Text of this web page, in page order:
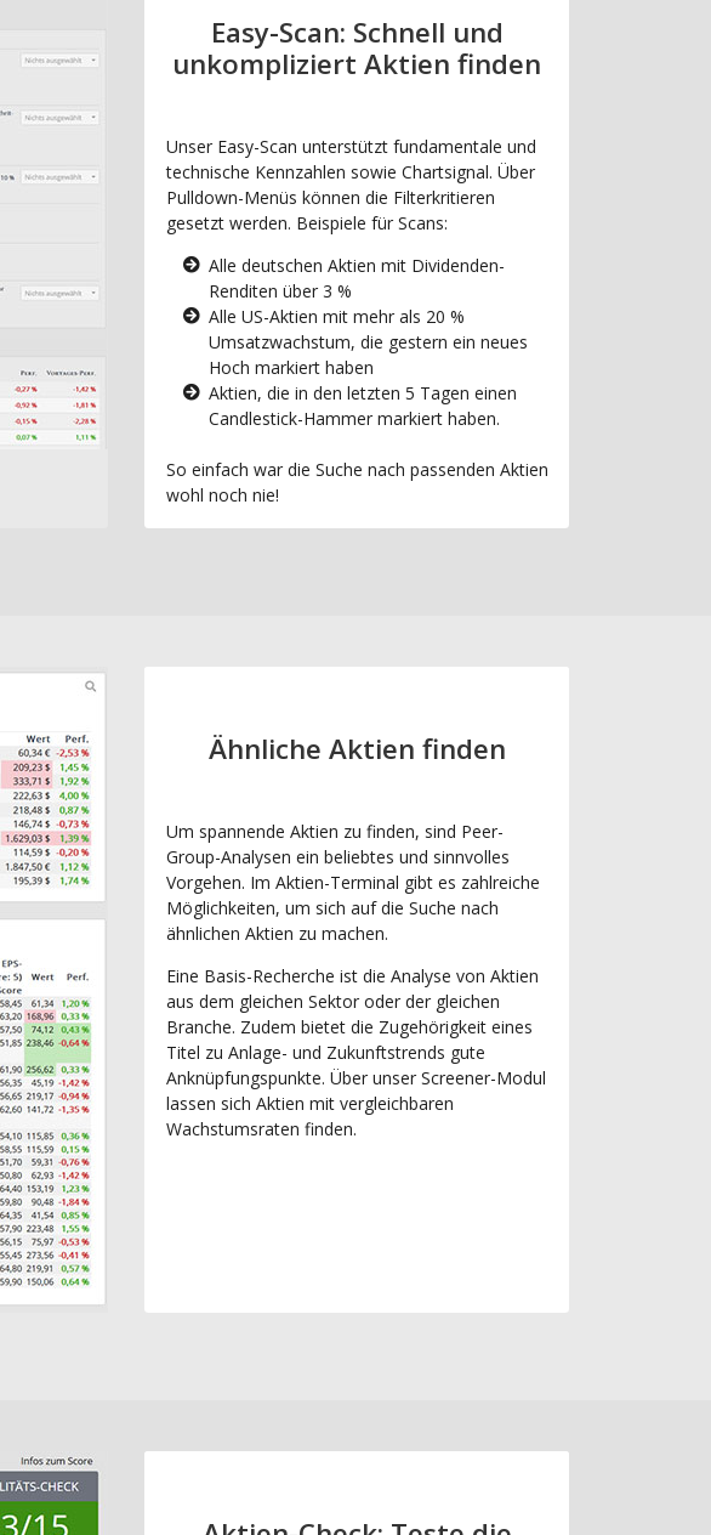
Easy-Scan: Schnell und
unkompliziert Aktien finden
Unser Easy-Scan unterstützt fundamentale und
technische Kennzahlen sowie Chartsignal. Über
Pulldown-Menüs können die Filterkritieren
gesetzt werden. Beispiele für Scans:
Alle deutschen Aktien mit Dividenden-
Renditen über 3 %
Alle US-Aktien mit mehr als 20 %
Umsatzwachstum, die gestern ein neues
Hoch markiert haben
Aktien, die in den letzten 5 Tagen einen
Candlestick-Hammer markiert haben.
So einfach war die Suche nach passenden Aktien
wohl noch nie!
Ähnliche Aktien finden
Um spannende Aktien zu finden, sind Peer-
Group-Analysen ein beliebtes und sinnvolles
Vorgehen. Im Aktien-Terminal gibt es zahlreiche
Möglichkeiten, um sich auf die Suche nach
ähnlichen Aktien zu machen.
Eine Basis-Recherche ist die Analyse von Aktien
aus dem gleichen Sektor oder der gleichen
Branche. Zudem bietet die Zugehörigkeit eines
Titel zu Anlage- und Zukunftstrends gute
Anknüpfungspunkte. Über unser Screener-Modul
lassen sich Aktien mit vergleichbaren
Wachstumsraten finden.